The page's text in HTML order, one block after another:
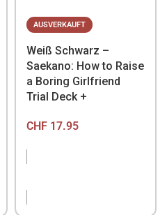
AUSVERKAUFT
Weiß Schwarz –
Saekano: How to Raise
a Boring Girlfriend
Trial Deck +
CHF17.95